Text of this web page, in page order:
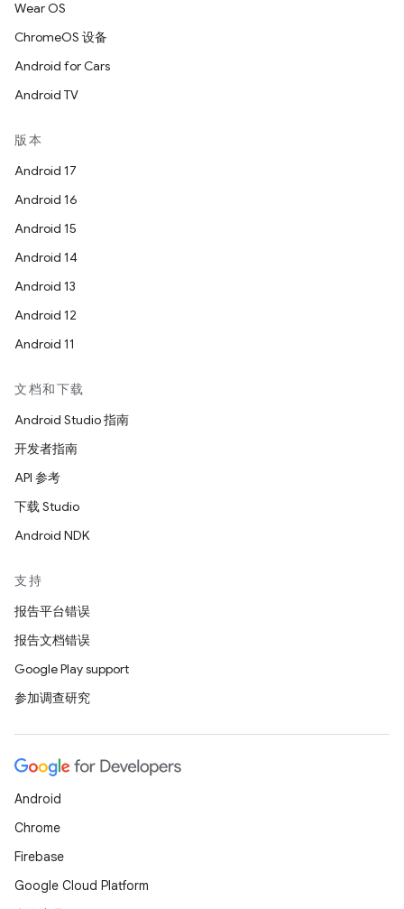
Wear OS
ChromeOS 设备
Android for Cars
Android TV
版本
Android 17
Android 16
Android 15
Android 14
Android 13
Android 12
Android 11
文档和下载
Android Studio 指南
开发者指南
API 参考
下载 Studio
Android NDK
支持
报告平台错误
报告文档错误
Google Play support
参加调查研究
Android
Chrome
Firebase
Google Cloud Platform